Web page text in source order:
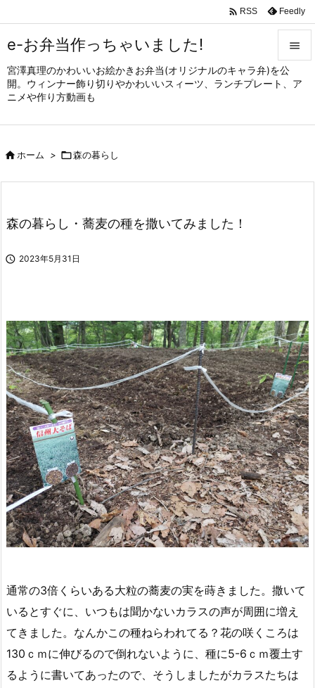
e-お弁当作っちゃいました!
宮澤真理のかわいいお絵かきお弁当(オリジナルのキャラ弁)を公
開。ウィンナー飾り切りやかわいいスィーツ、ランチプレート、ア
ニメや作り方動画も


メニュ
サイド

 RSS Feedly
ホーム > 森の暮らし
森の暮らし・蕎麦の種を撒いてみました！
 2023年5月31日
通常の3倍くらいある大粒の蕎麦の実を蒔きました。撒いて
いるとすぐに、いつもは聞かないカラスの声が周囲に増え
てきました。なんかこの種ねらわれてる？花の咲くころは
130ｃｍに伸びるので倒れないように、種に5-6ｃｍ覆土す
るように書いてあったので、そうしましたがカラスたちは